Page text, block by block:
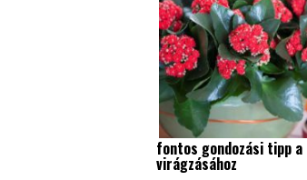
fontos gondozási tipp
virágzásához